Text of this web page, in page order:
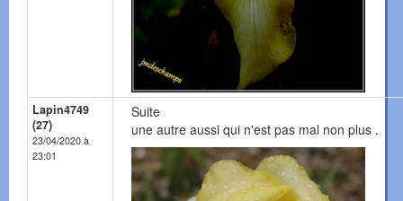
Lapin4749
(27)
23/04/2020 à
23:01
Suite
une autre aussi qui n'est pas mal non plus .